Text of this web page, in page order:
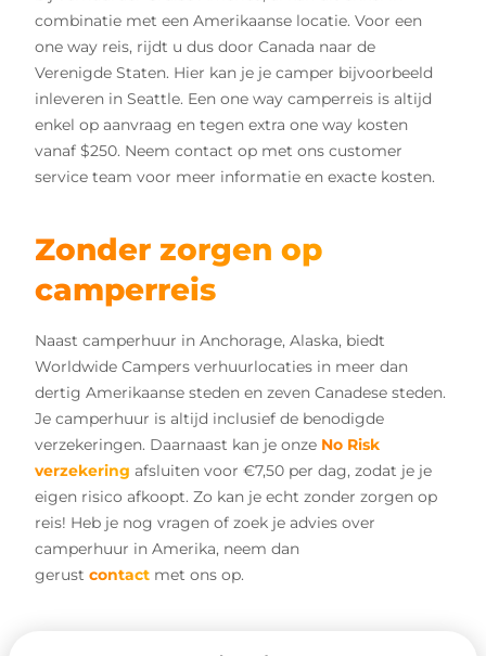
combinatie met een Amerikaanse locatie. Voor een
one way reis, rijdt u dus door Canada naar de
Verenigde Staten. Hier kan je je camper bijvoorbeeld
inleveren in Seattle. Een one way camperreis is altijd
enkel op aanvraag en tegen extra one way kosten
vanaf $250. Neem contact op met ons customer
service team voor meer informatie en exacte kosten.
Zonder zorgen op
camperreis
Naast camperhuur in Anchorage, Alaska, biedt
Worldwide Campers verhuurlocaties in meer dan
dertig Amerikaanse steden en zeven Canadese steden.
Je camperhuur is altijd inclusief de benodigde
verzekeringen. Daarnaast kan je onze No Risk
verzekering afsluiten voor €7,50 per dag, zodat je je
eigen risico afkoopt. Zo kan je echt zonder zorgen op
reis! Heb je nog vragen of zoek je advies over
camperhuur in Amerika, neem dan
gerust contact met ons op.